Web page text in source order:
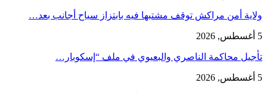
ولاية أمن مراكش توقف مشتبها فيه بابتزاز سياح أجانب بعد…
5 أغسطس, 2026
تأجيل محاكمة الناصري والبعيوي في ملف “إسكوبار…
5 أغسطس, 2026